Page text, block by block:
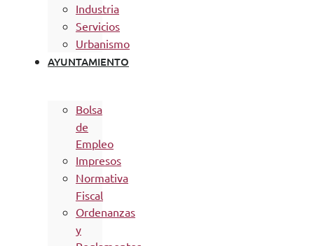
Industria
Servicios
Urbanismo
AYUNTAMIENTO
Bolsa
de
Empleo
Impresos
Normativa
Fiscal
Ordenanzas
y